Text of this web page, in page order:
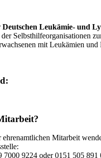
Deutschen Leukämie- und
Selbsthilfeorganisationen
mit Leukämien und
ehrenamtlichen Mitarbeit
7000 9224 oder 0151 505